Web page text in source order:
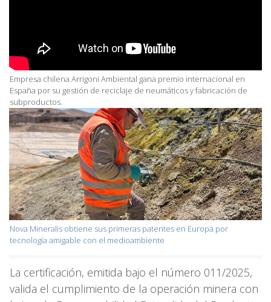
Empresa chilena Arrigoni Ambiental gana premio internacional en
España por su gestión de reciclaje de neumáticos y fabricación de
subproductos.
Nova Mineralis obtiene sus primeras patentes en Europa por
tecnología amigable con el medioambiente
La certificación, emitida bajo el número 011/2025,
valida el cumplimiento de la operación minera con